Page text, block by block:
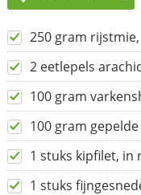
250 gram
2 eetlepels
100 gram
100 gram
1 stuks kipfilet, in
1 stuks